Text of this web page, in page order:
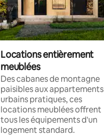
Locations entièrement
meublées
Des cabanes de montagne
paisibles aux appartements
urbains pratiques, ces
locations meublées offrent
tous les équipements d'un
logement standard.